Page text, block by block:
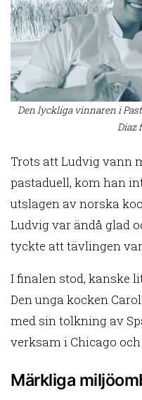
Den lyckliga vinnaren i
Diaz
Trots att Ludvig vann
pastaduell, kom han
utslagen av norska
Ludvig var ändå glad
tyckte att tävlingen
I finalen stod, kanske
Den unga kocken
med sin tolkning av
verksam i Chicago
Märkliga